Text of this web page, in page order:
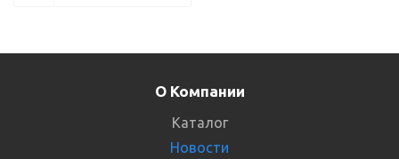
О Компании
Каталог
Новости